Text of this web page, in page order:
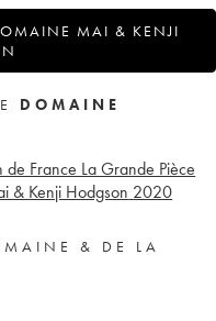
MAI & KENJI
DOMAINE
de France La Grande Pièce
& Kenji Hodgson 2020
& DE LA